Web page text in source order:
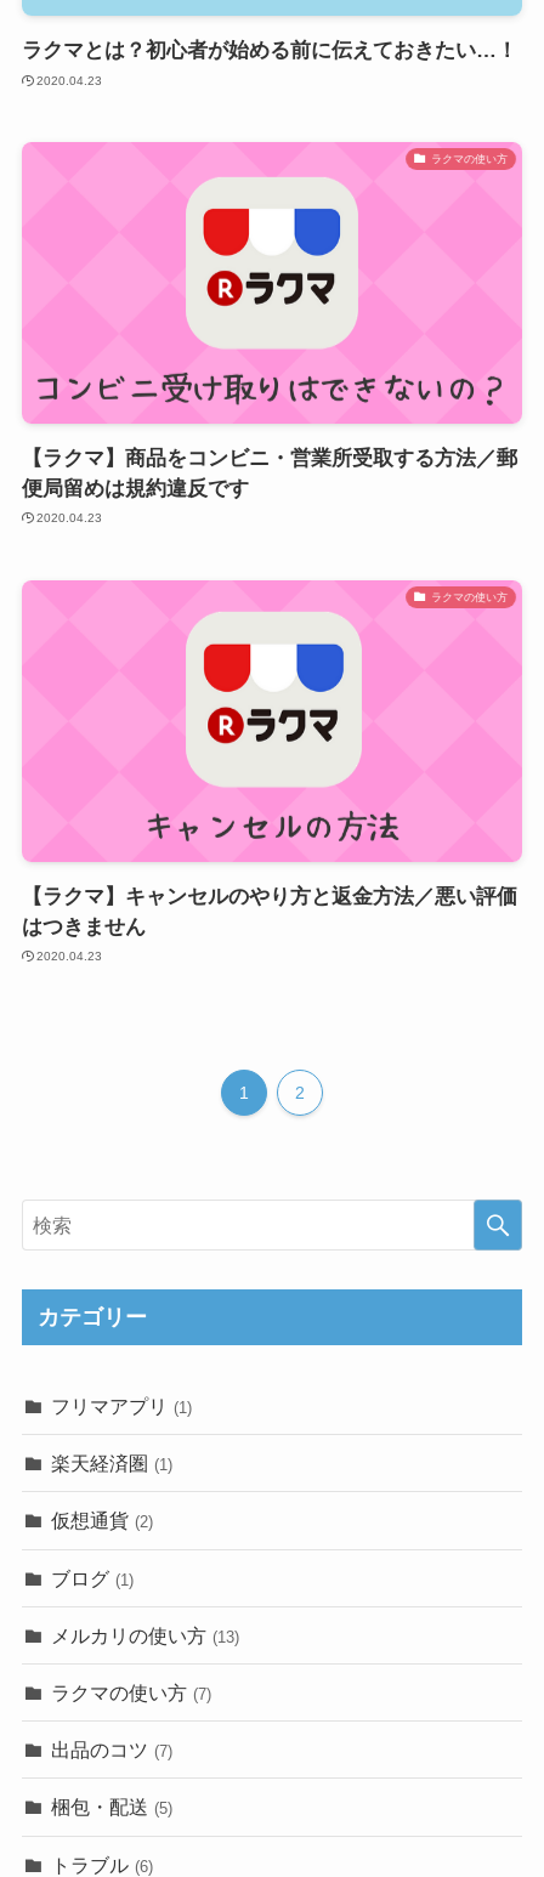
ラクマとは？初心者が始める前に伝えておきたい…！
2020.04.23
ラクマの使い方
【ラクマ】商品をコンビニ・営業所受取する方法／郵
便局留めは規約違反です
2020.04.23
ラクマの使い方
【ラクマ】キャンセルのやり方と返金方法／悪い評価
はつきません
2020.04.23
1 2
カテゴリー
フリマアプリ (1)
楽天経済圏 (1)
仮想通貨 (2)
ブログ (1)
メルカリの使い方 (13)
ラクマの使い方 (7)
出品のコツ (7)
梱包・配送 (5)
トラブル (6)